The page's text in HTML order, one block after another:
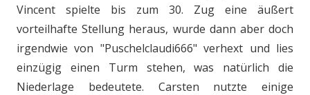
Vincent spielte bis zum 30. Zug eine äußert
vorteilhafte Stellung heraus, wurde dann aber doch
irgendwie von "Puschelclaudi666" verhext und lies
einzügig einen Turm stehen, was natürlich die
Niederlage bedeutete. Carsten nutzte einige